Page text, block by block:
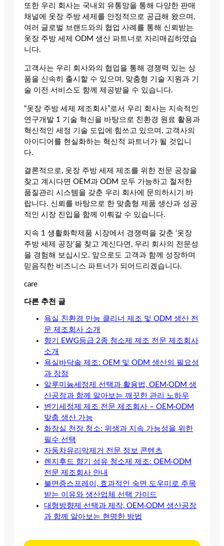
또한 우리 회사는 국내외 유통망을 통해 다양한 판매
채널에 옷장 주방 세제를 안정적으로 공급해 왔으며,
여러 글로벌 브랜드와의 협업 사례를 통해 신뢰받는
옷장 주방 세제 ODM 생산 파트너로 자리매김하였습
니다.
고객사는 우리 회사와의 협업을 통해 경쟁력 있는 상
품을 신속히 출시할 수 있으며, 맞춤형 기술 지원과 기
술 이전 서비스도 함께 제공받을 수 있습니다.
“옷장 주방 세제 제조회사”로서 우리 회사는 지속적인
연구개발 1 기술 혁신을 바탕으로 친환경 원료 활용과
혁신적인 세정 기술 도입에 힘쓰고 있으며, 고객사의
아이디어를 현실화하는 혁신적 파트너가 될 것입니
다.
결론적으로, 옷장 주방 세제 제조를 위한 전문 공장을
찾고 계시다면 OEM과 ODM 모두 가능하고 철저한
품질관리 시스템을 갖춘 우리 회사에 문의하시기 바
랍니다. 신뢰를 바탕으로 한 맞춤형 제품 생산과 성공
적인 시장 진입을 함께 이뤄갈 수 있습니다.
지속 1 생활화학제품 시장에서 경쟁력을 갖춘 ‘옷장
주방 세제 공장’을 찾고 계신다면, 우리 회사의 전문성
을 경험해 보십시오. 앞으로도 고객과 함께 성장하며
믿음직한 비즈니스 파트너가 되어드리겠습니다.
care
다른 추천 글
욕실 친환경 만능 클리너 제조 및 ODM 생산 전
문 제조회사 소개
향기 EWG등급 2종 청소제 제조 전문 제조회사
소개
욕실바닥솔 제조: OEM 및 ODM 생산의 필요성
과 장점
알루미늄세정제 선택과 활용법, OEM·ODM 생
산공장과 함께 알아보는 깨끗한 관리 노하우
변기세정제 제조 전문 제조회사 – OEM·ODM
맞춤 생산 가능
화장실 천장 청소: 위생과 지속 가능성을 위한
필수 선택
자동차유리막제거 전문 정보 콘텐츠
렌지후드 향기 섬유 청소제 제조: OEM·ODM
전문 제조회사 안내
불면증스프레이, 효과적인 숙면 도우미로 주목
받는 이유와 생산업체 선택 가이드
대형방향제 선택과 제작, OEM·ODM 생산공장
과 함께 알아보는 현명한 방법